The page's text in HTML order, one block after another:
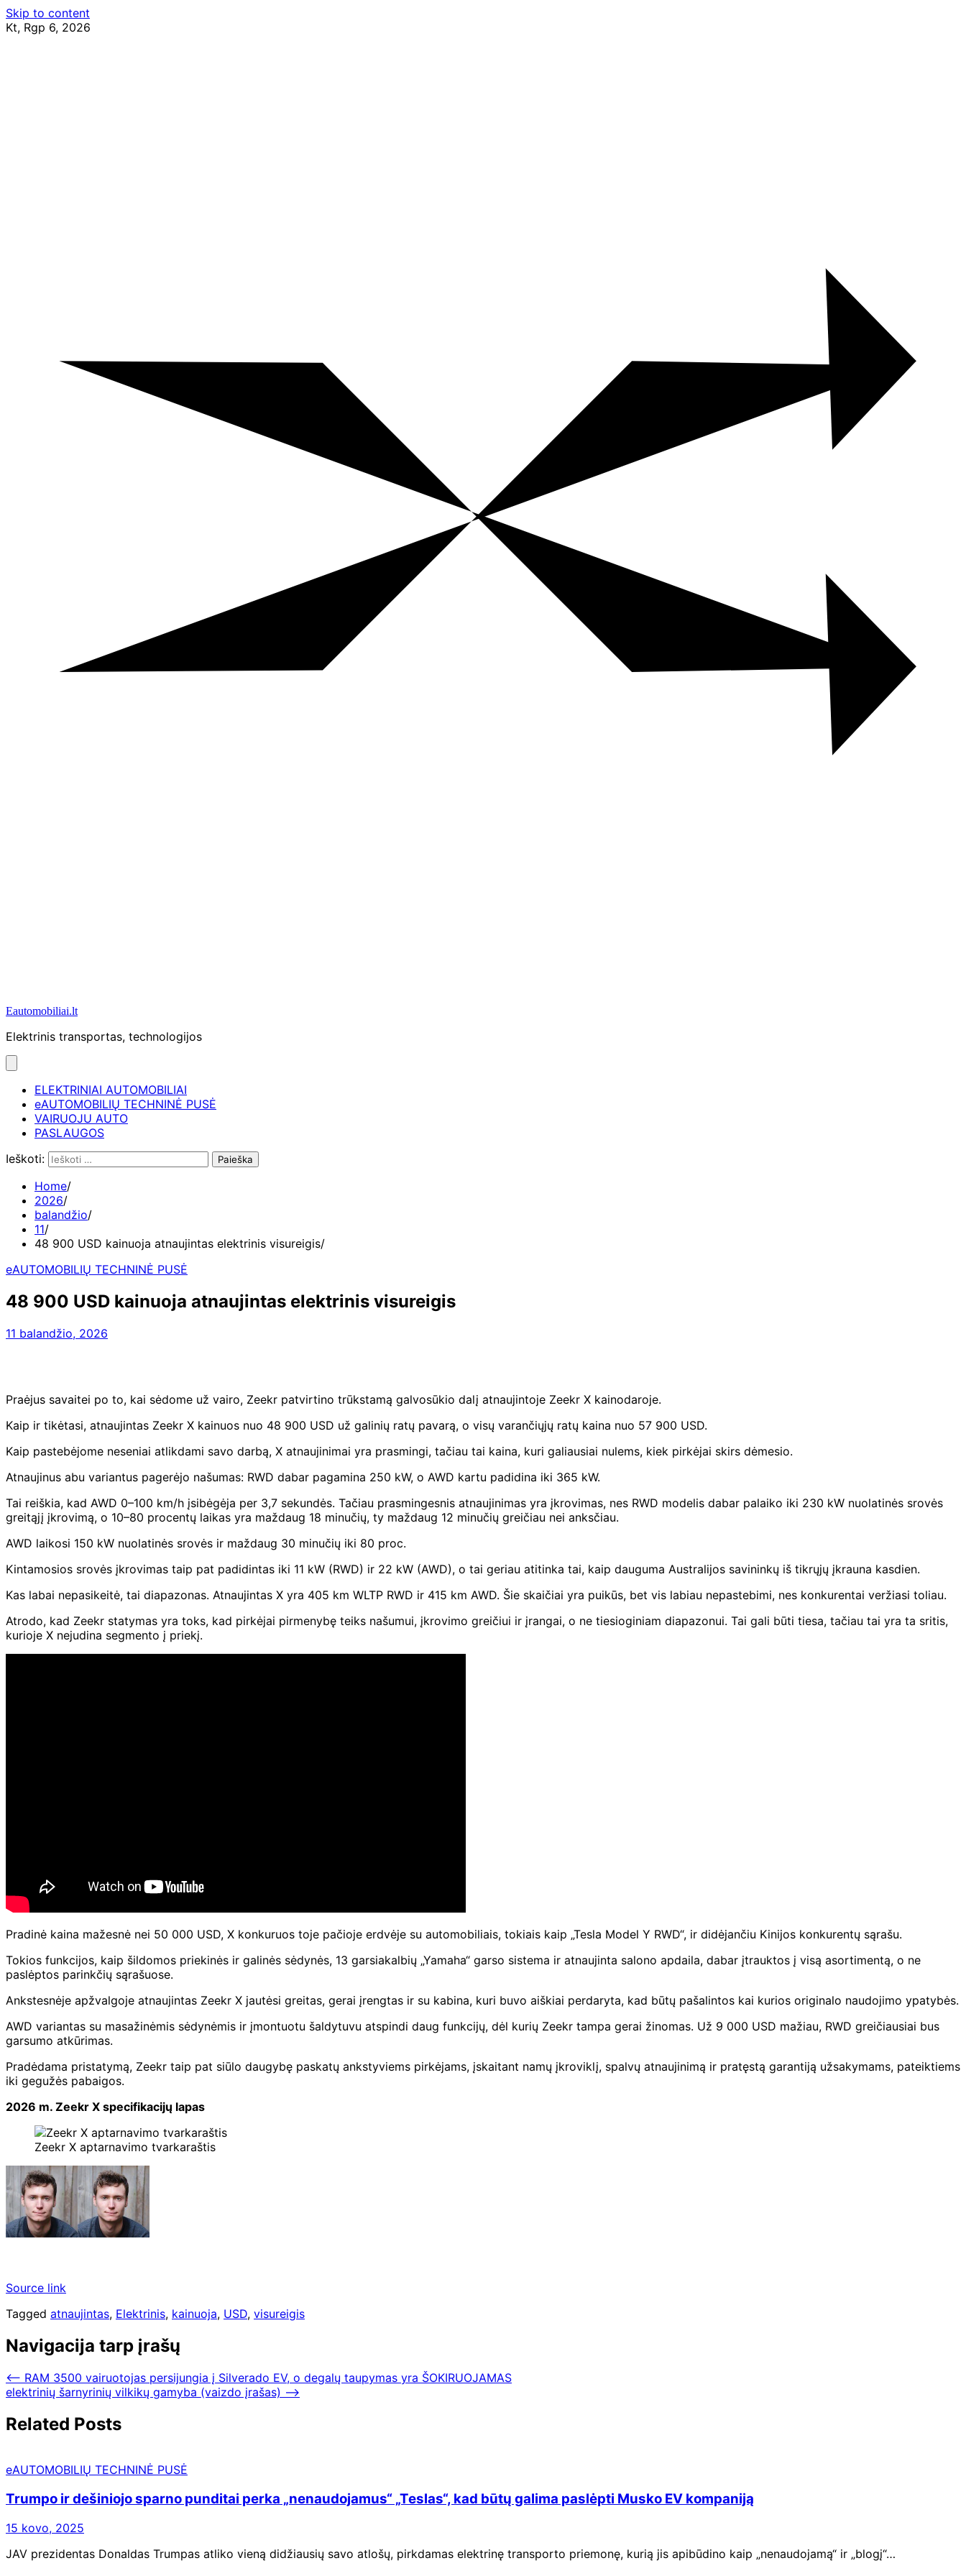
Skip to content
Kt, Rgp 6, 2026
Eautomobiliai.lt
Elektrinis transportas, technologijos
ELEKTRINIAI AUTOMOBILIAI
eAUTOMOBILIŲ TECHNINĖ PUSĖ
VAIRUOJU AUTO
PASLAUGOS
Ieškoti:
Home
2026
balandžio
11
48 900 USD kainuoja atnaujintas elektrinis visureigis
eAUTOMOBILIŲ TECHNINĖ PUSĖ
48 900 USD kainuoja atnaujintas elektrinis visureigis
11 balandžio, 2026
Praėjus savaitei po to, kai sėdome už vairo, Zeekr patvirtino trūkstamą galvosūkio dalį atnaujintoje Zeekr X kainodaroje.
Kaip ir tikėtasi, atnaujintas Zeekr X kainuos nuo 48 900 USD už galinių ratų pavarą, o visų varančiųjų ratų kaina nuo 57 900 USD.
Kaip pastebėjome neseniai atlikdami savo darbą, X atnaujinimai yra prasmingi, tačiau tai kaina, kuri galiausiai nulems, kiek pirkėjai skirs dėmesio.
Atnaujinus abu variantus pagerėjo našumas: RWD dabar pagamina 250 kW, o AWD kartu padidina iki 365 kW.
Tai reiškia, kad AWD 0–100 km/h įsibėgėja per 3,7 sekundės. Tačiau prasmingesnis atnaujinimas yra įkrovimas, nes RWD modelis dabar palaiko iki 230 kW nuolatinės srovės
greitąjį įkrovimą, o 10–80 procentų laikas yra maždaug 18 minučių, ty maždaug 12 minučių greičiau nei anksčiau.
AWD laikosi 150 kW nuolatinės srovės ir maždaug 30 minučių iki 80 proc.
Kintamosios srovės įkrovimas taip pat padidintas iki 11 kW (RWD) ir 22 kW (AWD), o tai geriau atitinka tai, kaip dauguma Australijos savininkų iš tikrųjų įkrauna kasdien.
Kas labai nepasikeitė, tai diapazonas. Atnaujintas X yra 405 km WLTP RWD ir 415 km AWD. Šie skaičiai yra puikūs, bet vis labiau nepastebimi, nes konkurentai veržiasi toliau.
Atrodo, kad Zeekr statymas yra toks, kad pirkėjai pirmenybę teiks našumui, įkrovimo greičiui ir įrangai, o ne tiesioginiam diapazonui. Tai gali būti tiesa, tačiau tai yra ta sritis,
kurioje X nejudina segmento į priekį.
Pradinė kaina mažesnė nei 50 000 USD, X konkuruos toje pačioje erdvėje su automobiliais, tokiais kaip „Tesla Model Y RWD“, ir didėjančiu Kinijos konkurentų sąrašu.
Tokios funkcijos, kaip šildomos priekinės ir galinės sėdynės, 13 garsiakalbių „Yamaha“ garso sistema ir atnaujinta salono apdaila, dabar įtrauktos į visą asortimentą, o ne
paslėptos parinkčių sąrašuose.
Ankstesnėje apžvalgoje atnaujintas Zeekr X jautėsi greitas, gerai įrengtas ir su kabina, kuri buvo aiškiai perdaryta, kad būtų pašalintos kai kurios originalo naudojimo ypatybės.
AWD variantas su masažinėmis sėdynėmis ir įmontuotu šaldytuvu atspindi daug funkcijų, dėl kurių Zeekr tampa gerai žinomas. Už 9 000 USD mažiau, RWD greičiausiai bus
garsumo atkūrimas.
Pradėdama pristatymą, Zeekr taip pat siūlo daugybę paskatų ankstyviems pirkėjams, įskaitant namų įkroviklį, spalvų atnaujinimą ir pratęstą garantiją užsakymams, pateiktiems
iki gegužės pabaigos.
2026 m. Zeekr X specifikacijų lapas
Zeekr X aptarnavimo tvarkaraštis
Source link
Tagged atnaujintas, Elektrinis, kainuoja, USD, visureigis
Navigacija tarp įrašų
⟵ RAM 3500 vairuotojas persijungia į Silverado EV, o degalų taupymas yra ŠOKIRUOJAMAS
elektrinių šarnyrinių vilkikų gamyba (vaizdo įrašas) ⟶
Related Posts
eAUTOMOBILIŲ TECHNINĖ PUSĖ
Trumpo ir dešiniojo sparno punditai perka „nenaudojamus“ „Teslas“, kad būtų galima paslėpti Musko EV kompaniją
15 kovo, 2025
JAV prezidentas Donaldas Trumpas atliko vieną didžiausių savo atlošų, pirkdamas elektrinę transporto priemonę, kurią jis apibūdino kaip „nenaudojamą“ ir „blogį“…